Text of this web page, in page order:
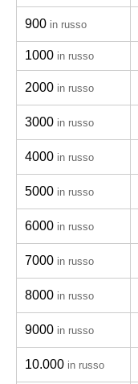
900 in russo
1000 in russo
2000 in russo
3000 in russo
4000 in russo
5000 in russo
6000 in russo
7000 in russo
8000 in russo
9000 in russo
10.000 in russo